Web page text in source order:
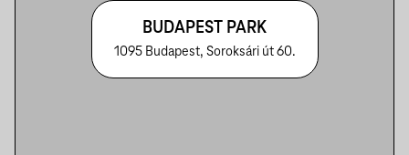
BUDAPEST PARK
1095 Budapest, Soroksári út 60.